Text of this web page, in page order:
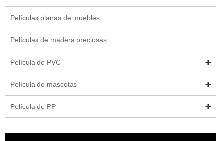
Películas planas de muebles
Películas de madera preciosas
Película de PVC
Película de mascotas
Película de PP